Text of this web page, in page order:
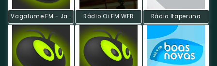
Vagalume.FM - Jazz Rádio Oi FM WEB Rádio Itaperuna